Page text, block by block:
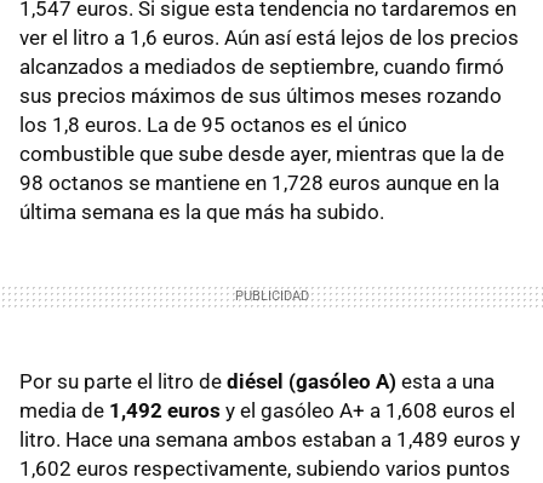
1,547 euros. Si sigue esta tendencia no tardaremos en
ver el litro a 1,6 euros. Aún así está lejos de los precios
alcanzados a mediados de septiembre, cuando firmó
sus precios máximos de sus últimos meses rozando
los 1,8 euros. La de 95 octanos es el único
combustible que sube desde ayer, mientras que la de
98 octanos se mantiene en 1,728 euros aunque en la
última semana es la que más ha subido.
Por su parte el litro de diésel (gasóleo A) esta a una
media de 1,492 euros y el gasóleo A+ a 1,608 euros el
litro. Hace una semana ambos estaban a 1,489 euros y
1,602 euros respectivamente, subiendo varios puntos